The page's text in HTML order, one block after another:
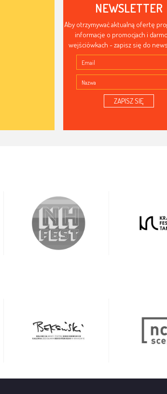
NEWSLETTER
Aby otrzymywać aktualną ofertę
informacje o promocjach i
wejściówkach - zapisz się do
ZAPISZ SIĘ